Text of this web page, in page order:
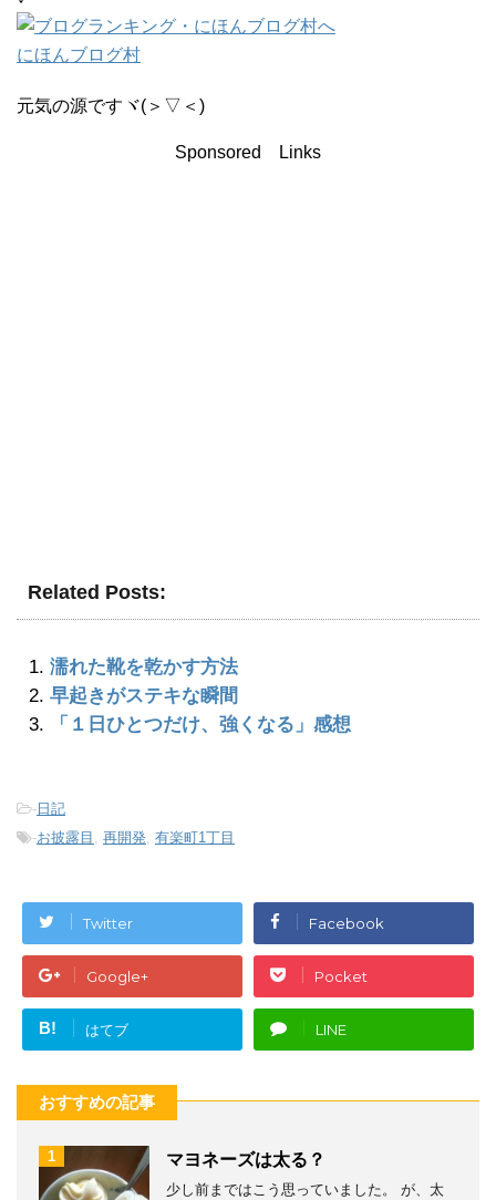
にほんブログ村
元気の源ですヾ(＞▽＜)
Sponsored Links
Related Posts:
濡れた靴を乾かす方法
早起きがステキな瞬間
「１日ひとつだけ、強くなる」感想
- 日記
-お披露目 , 再開発, 有楽町1丁目
Twitter Facebook
Google+ Pocket
B! はてブ LINE
おすすめの記事
1 マヨネーズは太る？
少し前まではこう思っていました。 が、太